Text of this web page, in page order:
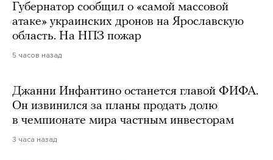
Губернатор сообщил о «самой массовой
атаке» украинских дронов на Ярославскую
область. На НПЗ пожар
5 часов назад
Джанни Инфантино останется главой ФИФА.
Он извинился за планы продать долю
в чемпионате мира частным инвесторам
3 часа назад